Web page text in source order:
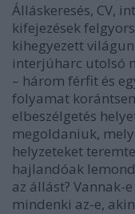
Álláskeresés, CV,
kifejezések
kihegyezett
interjúharc utolsó
– három férfit és
folyamat
elbeszélgetés
megoldaniuk,
helyzeteket
hajlandóak
az állást? Vannak-
mindenki az-e,